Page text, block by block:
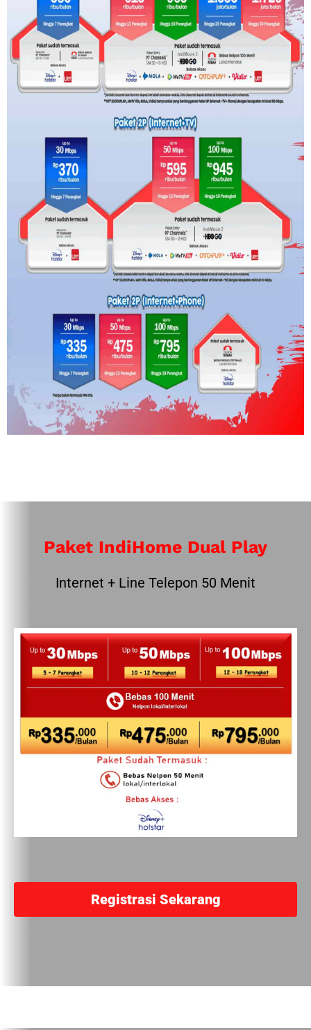
Paket IndiHome Dual Play
Internet + Line Telepon 50 Menit
Registrasi Sekarang